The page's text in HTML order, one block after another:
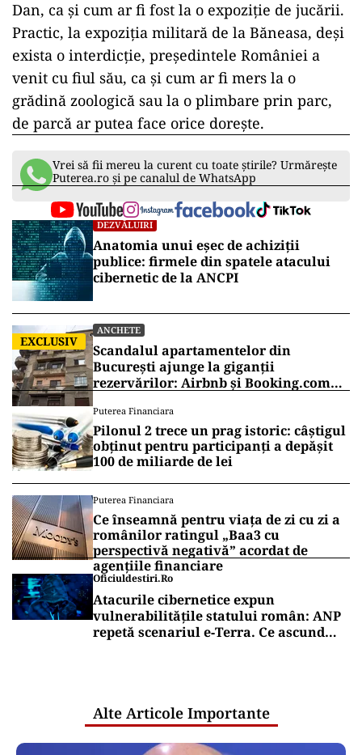
Mai mult, la astfel de expoziții de armament,
accesul minorilor este strict interzis, pentru a
nu încuraja promovarea utilizării armelor de foc
de către aceștia. Cu toate acestea, expozanții au
fost nevoiți să-i facă pe plac fiului lui Nicușor
Dan, ca și cum ar fi fost la o expoziție de jucării.
Practic, la expoziția militară de la Băneasa, deși
exista o interdicție, președintele României a
venit cu fiul său, ca și cum ar fi mers la o
grădină zoologică sau la o plimbare prin parc,
de parcă ar putea face orice dorește.
Vrei să fii mereu la curent cu toate știrile? Urmărește
Puterea.ro și pe canalul de WhatsApp
DEZVĂLUIRI
Anatomia unui eșec de achiziții
publice: firmele din spatele atacului
cibernetic de la ANCPI
EXCLUSIV
ANCHETE
București ajunge la giganții
rezervărilor: Airbnb și Booking.com
anunță măsuri și cer respectarea legii